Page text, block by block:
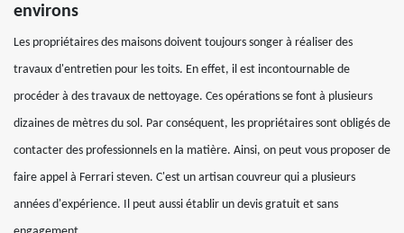
environs
Les propriétaires des maisons doivent toujours songer à réaliser des
travaux d'entretien pour les toits. En effet, il est incontournable de
procéder à des travaux de nettoyage. Ces opérations se font à plusieurs
dizaines de mètres du sol. Par conséquent, les propriétaires sont obligés de
contacter des professionnels en la matière. Ainsi, on peut vous proposer de
faire appel à Ferrari steven. C'est un artisan couvreur qui a plusieurs
années d'expérience. Il peut aussi établir un devis gratuit et sans